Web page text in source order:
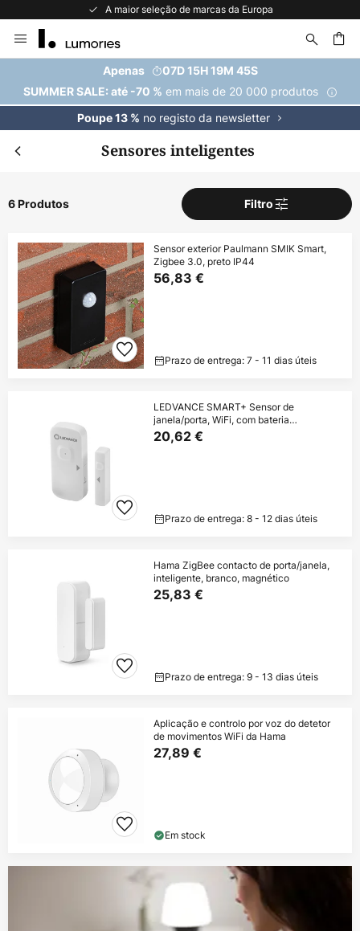
A maior seleção de marcas da Europa
para
Conteúdo
Apenas
07D 15H 19M 45S
SUMMER SALE: até -70 % em mais de 20 000 produtos
Poupe 13 % no registo da newsletter
Sensores inteligentes
6 Produtos Filtro
Sensor exterior Paulmann SMIK Smart,
Zigbee 3.0, preto IP44
56,83 €
Prazo de entrega: 7 - 11 dias úteis
LEDVANCE SMART+ Sensor de
janela/porta, WiFi, com bateria
recarregável
20,62 €
Prazo de entrega: 8 - 12 dias úteis
Hama ZigBee contacto de porta/janela,
inteligente, branco, magnético
25,83 €
Prazo de entrega: 9 - 13 dias úteis
Aplicação e controlo por voz do detetor
de movimentos WiFi da Hama
27,89 €
Em stock